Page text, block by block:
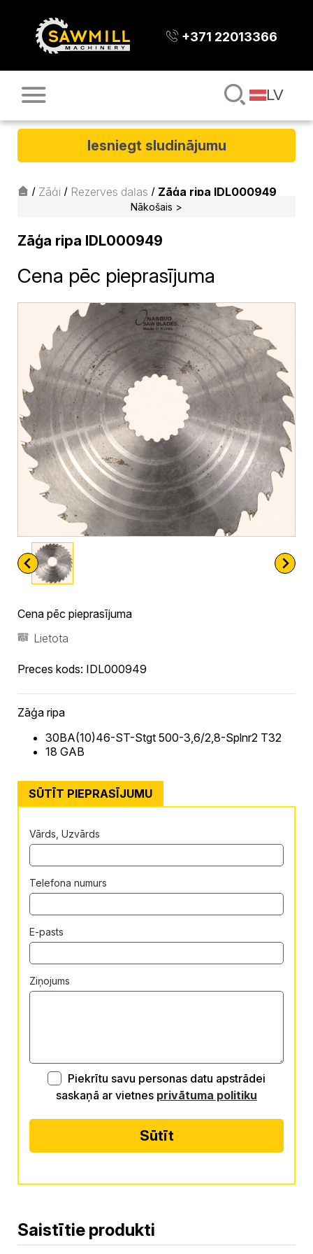
+371 22013366
LV
Iesniegt sludinājumu
/ Zāģi / Rezerves daļas / Zāģa ripa IDL000949
Nākošais >
Zāģa ripa IDL000949
Cena pēc pieprasījuma
Cena pēc pieprasījuma
Lietota
Preces kods: IDL000949
Zāģa ripa
30BA(10)46-ST-Stgt 500-3,6/2,8-Splnr2 T32
18 GAB
SŪTĪT PIEPRASĪJUMU
Vārds, Uzvārds
Telefona numurs
E-pasts
Ziņojums
Piekrītu savu personas datu apstrādei
saskaņā ar vietnes privātuma politiku
Sūtīt
Saistītie produkti